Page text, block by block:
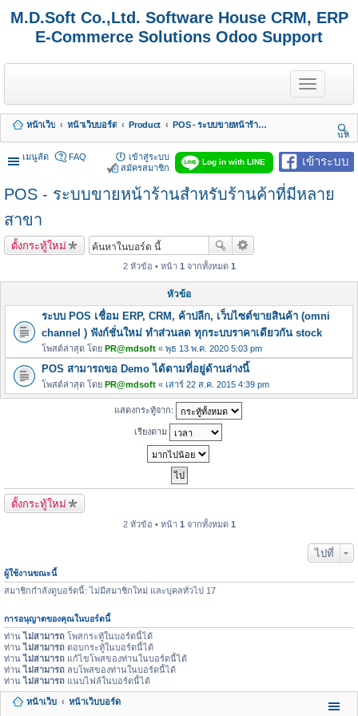
M.D.Soft Co.,Ltd. Software House CRM, ERP
E-Commerce Solutions Odoo Support
T
o
g
e
n
a
i
g
หน้าเว็บ หน้าเว็บบอร์ด Product
POS - ระบบขายหน้าร้านสำหรับร้านค้าที่มีหลายสาขา
นห
า
เมนูลัด
เข้าระบบ
Log in with LINE
FAQ
เข้าสู่ระบบ
สมัครสมาชิก
POS - ระบบขายหน้าร้านสำหรับร้านค้าที่มีหลาย
สาขา
ตั้งกระทู้ใหม่
2 หัวข้อ • หน้า 1 จากทั้งหมด 1
หัวข้อ
ระบบ POS เชื่อม ERP, CRM, ค้าปลีก, เว็บไซต์ขายสินค้า (omni
channel ) ฟังก์ชั่นใหม่ ทำส่วนลด ทุกระบบราคาเดียวกัน stock
โพสต์ล่าสุด โดย PR@mdsoft « พุธ 13 พ.ค. 2020 5:03 pm
POS สามารถขอ Demo ได้ตามที่อยู่ด้านล่างนี้
โพสต์ล่าสุด โดย PR@mdsoft « เสาร์ 22 ส.ค. 2015 4:39 pm
แสดงกระทู้จาก:
เรียงตาม
ตั้งกระทู้ใหม่
2 หัวข้อ • หน้า 1 จากทั้งหมด 1
ไปที่
ผู้ใช้งานขณะนี้
สมาชิกกำลังดูบอร์ดนี้: ไม่มีสมาชิกใหม่ และบุคลทั่วไป 17
การอนุญาตของคุณในบอร์ดนี้
ท่านไม่สามารถ โพสกระทู้ในบอร์ดนี้ได้
ท่านไม่สามารถ ตอบกระทู้ในบอร์ดนี้ได้
ท่านไม่สามารถ แก้ไขโพสของท่านในบอร์ดนี้ได้
ท่านไม่สามารถ ลบโพสของท่านในบอร์ดนี้ได้
ท่านไม่สามารถ แนบไฟล์ในบอร์ดนี้ได้
หน้าเว็บ หน้าเว็บบอร์ด